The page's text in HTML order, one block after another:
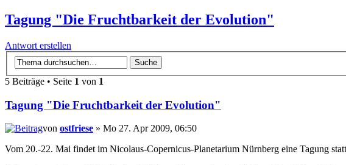
Tagung "Die Fruchtbarkeit der Evolution"
Antwort erstellen
5 Beiträge • Seite 1 von 1
Tagung "Die Fruchtbarkeit der Evolution"
von ostfriese » Mo 27. Apr 2009, 06:50
Vom 20.-22. Mai findet im Nicolaus-Copernicus-Planetarium Nürnberg eine Tagung